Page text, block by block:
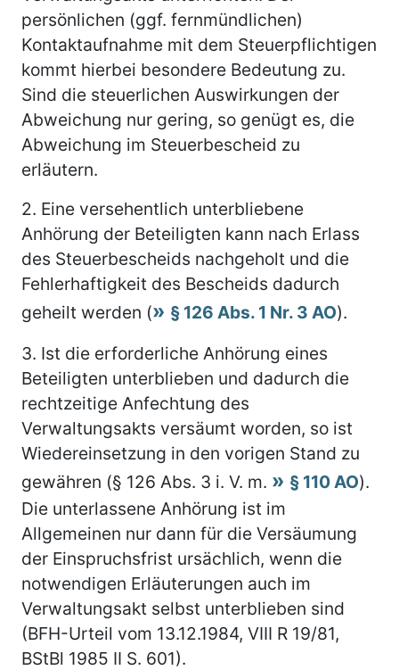
persönlichen (ggf. fernmündlichen)
Kontaktaufnahme mit dem Steuerpflichtigen
kommt hierbei besondere Bedeutung zu.
Sind die steuerlichen Auswirkungen der
Abweichung nur gering, so genügt es, die
Abweichung im Steuerbescheid zu
erläutern.
2. Eine versehentlich unterbliebene
Anhörung der Beteiligten kann nach Erlass
des Steuerbescheids nachgeholt und die
Fehlerhaftigkeit des Bescheids dadurch
geheilt werden (
§ 126 Abs. 1 Nr. 3 AO).
3. Ist die erforderliche Anhörung eines
Beteiligten unterblieben und dadurch die
rechtzeitige Anfechtung des
Verwaltungsakts versäumt worden, so ist
Wiedereinsetzung in den vorigen Stand zu
gewähren (§ 126 Abs. 3 i. V. m.
§ 110 AO).
Die unterlassene Anhörung ist im
Allgemeinen nur dann für die Versäumung
der Einspruchsfrist ursächlich, wenn die
notwendigen Erläuterungen auch im
Verwaltungsakt selbst unterblieben sind
(BFH-Urteil vom 13.12.1984, VIII R 19/81,
BStBl 1985 II S. 601).